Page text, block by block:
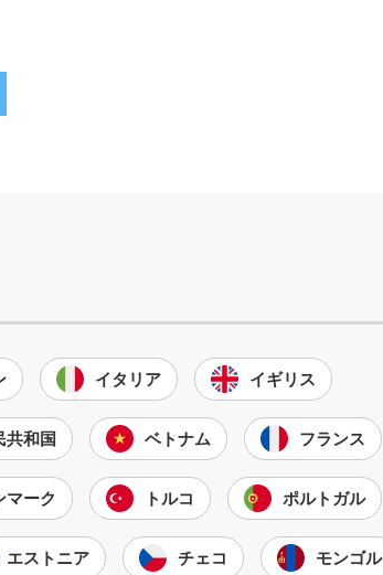
イタリア イギリス
共和国 ベトナム フランス
マーク トルコ ポルトガル
エストニア チェコ モンゴル